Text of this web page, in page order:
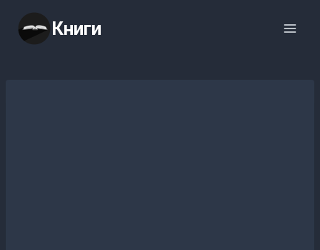
содержимому
Книги